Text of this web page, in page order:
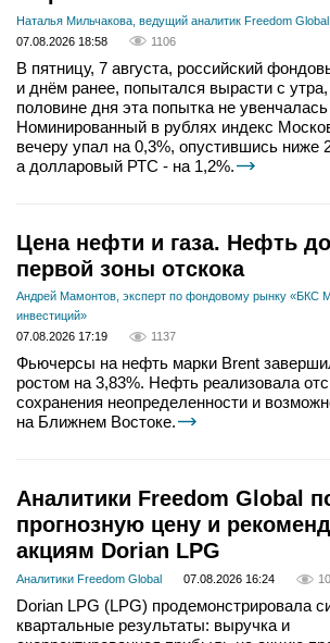
Наталья Мильчакова, ведущий аналитик Freedom Global
07.08.2026 18:58
1106
В пятницу, 7 августа, российский
и днём ранее, попытался вырасти с
половине дня эта попытка не
Номинированный в рублях индекс
вечеру упал на 0,3%, опустившись ниже
а долларовый РТС - на 1,2%.
Цена нефти и газа. Нефть
первой зоны отскока
Андрей Мамонтов, эксперт по фондовому рынку «БКС
инвестиций»
07.08.2026 17:19
1137
Фьючерсы на нефть марки Brent
ростом на 3,83%. Нефть реализовала
сохранения неопределенности и
на Ближнем Востоке.
Аналитики Freedom Global
прогнозную цену и
акциям Dorian LPG
Аналитики Freedom Global 07.08.2026 16:24
Dorian LPG (LPG) продемонстрировала
квартальные результаты: выручка и